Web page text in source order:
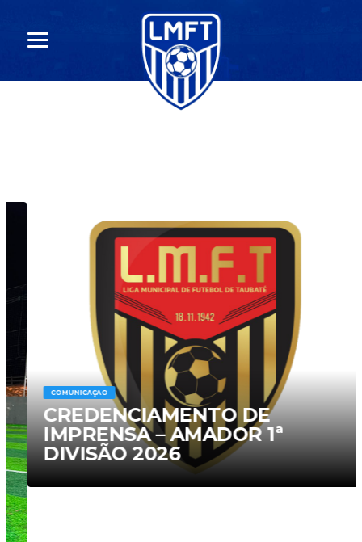
COMUNICAÇÃO
CREDENCIAMENTO DE
IMPRENSA – AMADOR 1ª
DIVISÃO 2026